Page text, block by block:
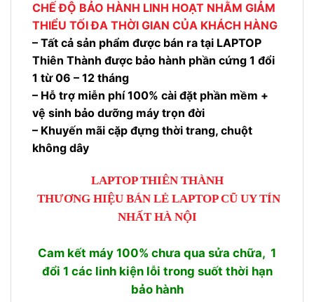
CHẾ ĐỘ BẢO HÀNH LINH HOẠT NHẰM GIẢM
THIỂU TỐI ĐA THỜI GIAN CỦA KHÁCH HÀNG
– Tất cả sản phẩm được bán ra tại LAPTOP
Thiên Thành được bảo hành phần cứng 1 đổi
1 từ 06 – 12 tháng
– Hỗ trợ miễn phí 100% cài đặt phần mềm +
vệ sinh bảo dưỡng máy trọn đời
– Khuyến mãi cặp đựng thời trang, chuột
không dây
LAPTOP THIÊN THÀNH
THƯƠNG HIỆU BÁN LẺ LAPTOP CŨ UY TÍN
NHẤT HÀ NỘI
Cam kết máy 100% chưa qua sửa chữa, 1
đổi 1 các linh kiện lỗi trong suốt thời hạn
bảo hành